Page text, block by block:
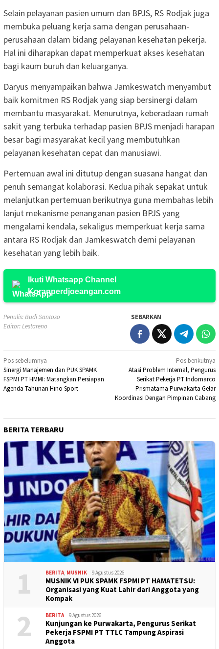
Selain pelayanan pasien umum dan BPJS, RS Rodjak juga
membuka peluang kerja sama dengan perusahaan-
perusahaan dalam bidang pelayanan kesehatan pekerja.
Hal ini diharapkan dapat memperkuat akses kesehatan
bagi kaum buruh dan keluarganya.
Daryus menyampaikan bahwa Jamkeswatch menyambut
baik komitmen RS Rodjak yang siap bersinergi dalam
membantu masyarakat. Menurutnya, keberadaan rumah
sakit yang terbuka terhadap pasien BPJS menjadi harapan
besar bagi masyarakat kecil yang membutuhkan
pelayanan kesehatan cepat dan manusiawi.
Pertemuan awal ini ditutup dengan suasana hangat dan
penuh semangat kolaborasi. Kedua pihak sepakat untuk
melanjutkan pertemuan berikutnya guna membahas lebih
lanjut mekanisme penanganan pasien BPJS yang
mengalami kendala, sekaligus memperkuat kerja sama
antara RS Rodjak dan Jamkeswatch demi pelayanan
kesehatan yang lebih baik.
Ikuti Whatsapp Channel
Koranperdjoeangan.com
Penulis: Budi Santoso
Editor: Lestareno
SEBARKAN
Navigasi
pos
Pos sebelumnya
Sinergi Manajemen dan PUK SPAMK
FSPMI PT HMMI: Matangkan Persiapan
Agenda Tahunan Hino Sport
Pos berikutnya
Atasi Problem Internal, Pengurus
Serikat Pekerja PT Indomarco
Prismatama Purwakarta Gelar
Koordinasi Dengan Pimpinan Cabang
BERITA TERBARU
1 BERITA MUSNIK 9 Agustus 2026
MUSNIK VI PUK SPAMK FSPMI PT HAMATETSU:
Organisasi yang Kuat Lahir dari Anggota yang
Kompak
2 BERITA 9 Agustus 2026
Kunjungan ke Purwakarta, Pengurus Serikat
Pekerja FSPMI PT TTLC Tampung Aspirasi
Anggota